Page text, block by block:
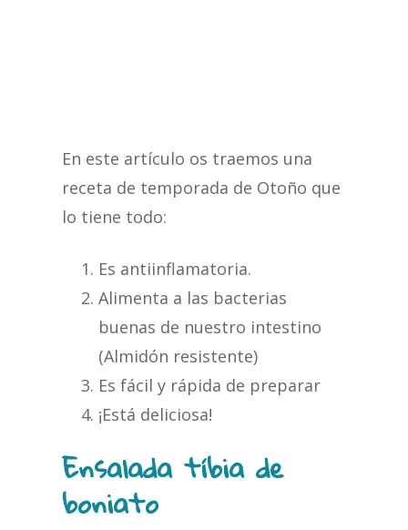
En este artículo os traemos una
receta de temporada de Otoño que
lo tiene todo:
Es antiinflamatoria.
Alimenta a las bacterias
buenas de nuestro intestino
(Almidón resistente)
Es fácil y rápida de preparar
¡Está deliciosa!
Ensalada tíbia de
boniato